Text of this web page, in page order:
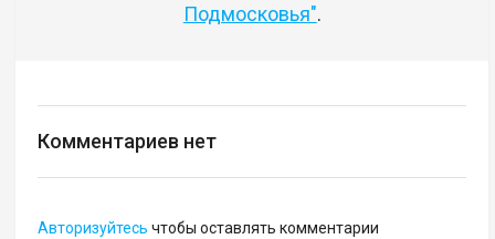
Подмосковья".
Комментариев нет
Авторизуйтесь чтобы оставлять комментарии